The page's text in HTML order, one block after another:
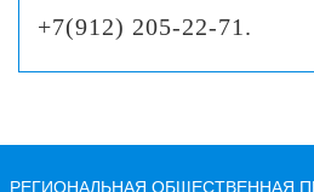
+7(912) 205-22-71.
РЕГИОНАЛЬНАЯ ОБЩЕСТВЕННАЯ